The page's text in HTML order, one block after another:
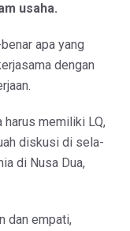
usaha.
apa yang
dengan
harus memiliki LQ,
diskusi di sela-
di Nusa Dua,
dan empati,